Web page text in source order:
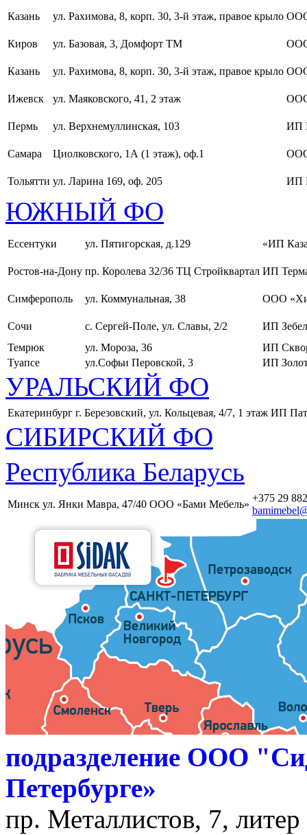
Казань ул. Рахимова, 8, корп. 30, 3-й этаж, правое крыло
Киров ул. Базовая, 3, Домфорт ТМ
Казань ул. Рахимова, 8, корп. 30, 3-й этаж, правое крыло
Ижевск ул. Маяковского, 41, 2 этаж
Пермь ул. Верхнемуллинская, 103 ИП
Самара Циолковского, 1А (1 этаж), оф.1
Тольятти ул. Ларина 169, оф. 205 ИП
ЮЖНЫЙ ФО
Ессентуки ул. Пятигорская, д.129 «ИП
Ростов-на-Дону пр. Королева 32/36 ТЦ Стройквартал ИП
Симферополь ул. Коммунальная, 38 ООО
Сочи с. Сергей-Поле, ул. Славы, 2/2
ИП
Темрюк
ул. Мороза, 36
ИП
Туапсе
ул.Софьи Перовской, 3 ИП
УРАЛЬСКИЙ ФО
Екатеринбург г. Березовский, ул. Кольцевая, 4/7, 1 этаж ИП
СИБИРСКИЙ ФО
Республика Беларусь
Минск ул. Янки Мавра, 47/40 ООО «Бами Мебель»
+375 29
подразделение ООО
Петербурге»
пр. Металлистов, 7,